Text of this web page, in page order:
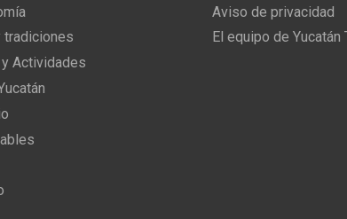
tradiciones
Actividades
Aviso de privacidad
El equipo de Yucatán